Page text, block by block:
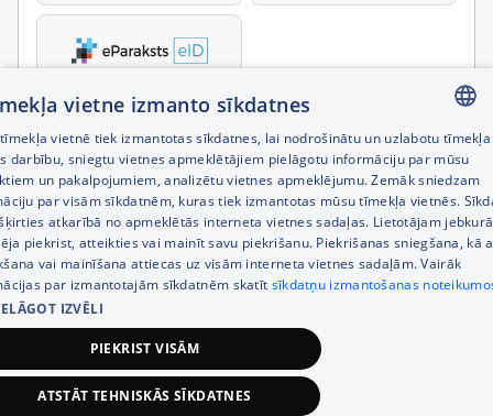
LATVIAN
RUSSIAN
ENGLISH
vietne izmanto sīkdatnes
vietnē tiek izmantotas sīkdatnes, lai nodrošinātu un uzlabotu tīmekļa
darbību, sniegtu vietnes apmeklētājiem pielāgotu informāciju par mūsu
un pakalpojumiem, analizētu vietnes apmeklējumu. Zemāk sniedzam
par visām sīkdatnēm, kuras tiek izmantotas mūsu tīmekļa vietnēs.
atkarībā no apmeklētās interneta vietnes sadaļas. Lietotājam
piekrist, atteikties vai mainīt savu piekrišanu. Piekrišanas sniegšana, kā
vai mainīšana attiecas uz visām interneta vietnes sadaļām. Vairāk
par izmantotajām sīkdatnēm skatīt sīkdatņu izmantošanas
IZVĒLI
PIEKRIST VISĀM
ATSTĀT TEHNISKĀS SĪKDATNES